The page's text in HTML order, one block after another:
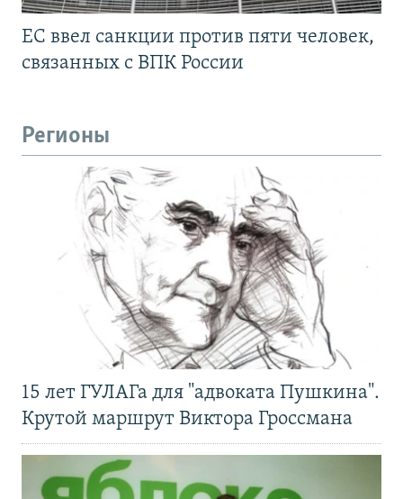
ЕС ввел санкции против пяти человек,
связанных с ВПК России
Регионы
15 лет ГУЛАГа для "адвоката Пушкина".
Крутой маршрут Виктора Гроссмана